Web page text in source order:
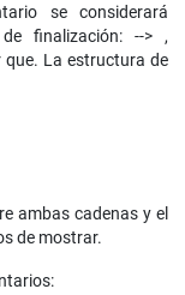
se considerará
finalización: --> ,
La estructura de
ambas cadenas y el
de mostrar.